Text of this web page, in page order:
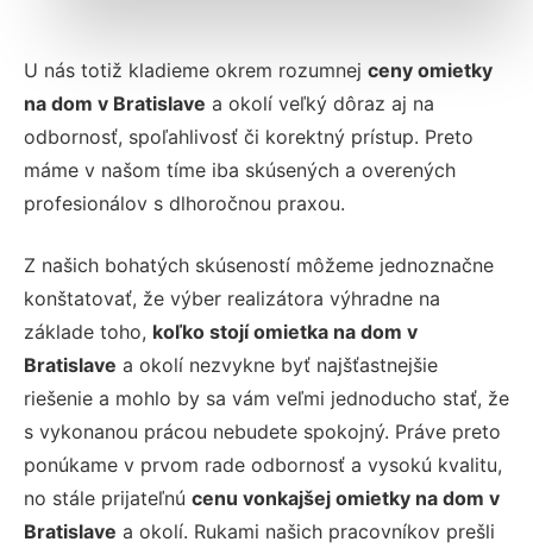
U nás totiž kladieme okrem rozumnej ceny omietky
na dom v Bratislave a okolí veľký dôraz aj na
odbornosť, spoľahlivosť či korektný prístup. Preto
máme v našom tíme iba skúsených a overených
profesionálov s dlhoročnou praxou.
Z našich bohatých skúseností môžeme jednoznačne
konštatovať, že výber realizátora výhradne na
základe toho, koľko stojí omietka na dom v
Bratislave a okolí nezvykne byť najšťastnejšie
riešenie a mohlo by sa vám veľmi jednoducho stať, že
s vykonanou prácou nebudete spokojný. Práve preto
ponúkame v prvom rade odbornosť a vysokú kvalitu,
no stále prijateľnú cenu vonkajšej omietky na dom v
Bratislave a okolí. Rukami našich pracovníkov prešli